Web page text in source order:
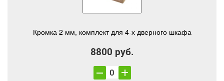
Кромка 2 мм, комплект для 4-х дверного шкафа
8800 руб.